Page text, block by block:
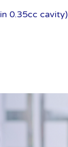
0.35cc cavity)